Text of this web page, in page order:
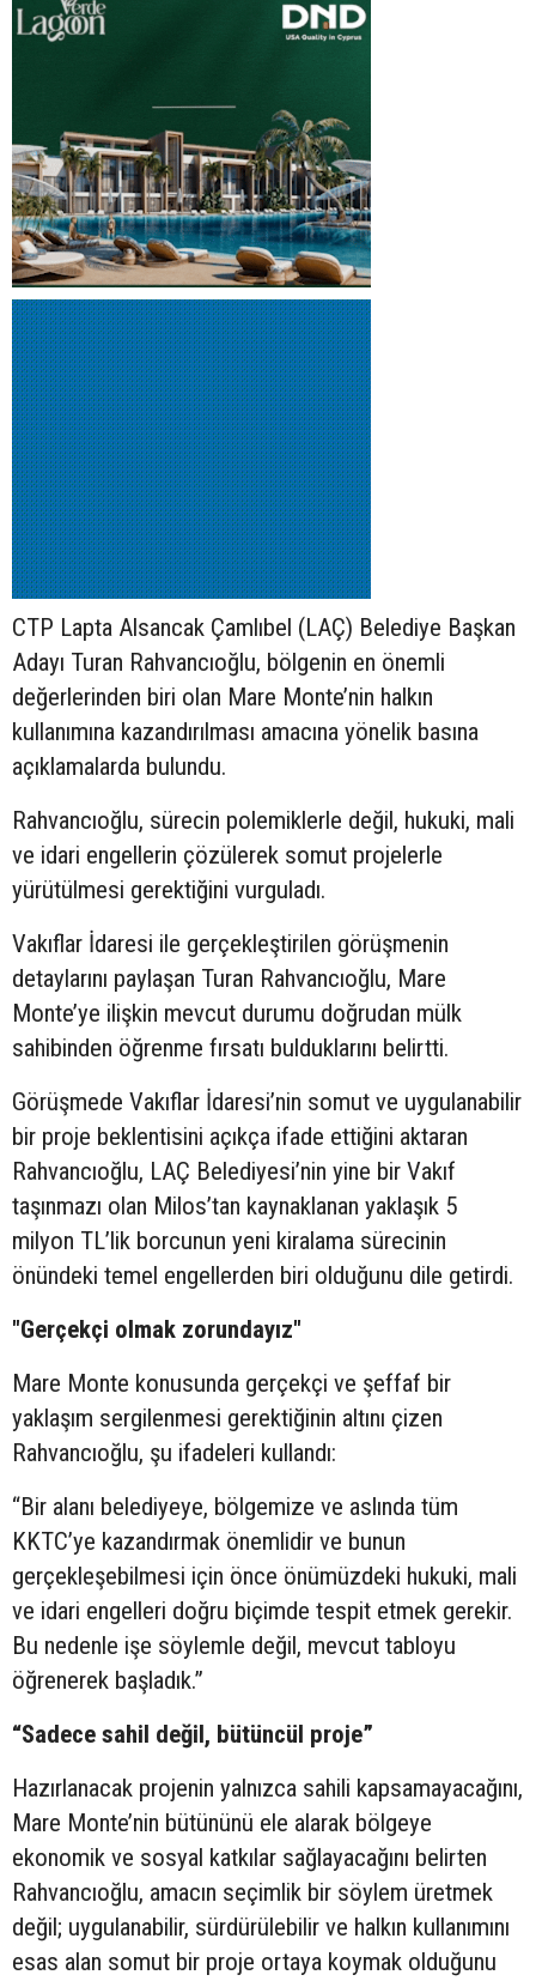
CTP Lapta Alsancak Çamlıbel (LAÇ) Belediye Başkan
Adayı Turan Rahvancıoğlu, bölgenin en önemli
değerlerinden biri olan Mare Monte’nin halkın
kullanımına kazandırılması amacına yönelik basına
açıklamalarda bulundu.
Rahvancıoğlu, sürecin polemiklerle değil, hukuki, mali
ve idari engellerin çözülerek somut projelerle
yürütülmesi gerektiğini vurguladı.
Vakıflar İdaresi ile gerçekleştirilen görüşmenin
detaylarını paylaşan Turan Rahvancıoğlu, Mare
Monte’ye ilişkin mevcut durumu doğrudan mülk
sahibinden öğrenme fırsatı bulduklarını belirtti.
Görüşmede Vakıflar İdaresi’nin somut ve uygulanabilir
bir proje beklentisini açıkça ifade ettiğini aktaran
Rahvancıoğlu, LAÇ Belediyesi’nin yine bir Vakıf
taşınmazı olan Milos’tan kaynaklanan yaklaşık 5
milyon TL’lik borcunun yeni kiralama sürecinin
önündeki temel engellerden biri olduğunu dile getirdi.
"Gerçekçi olmak zorundayız"
Mare Monte konusunda gerçekçi ve şeffaf bir
yaklaşım sergilenmesi gerektiğinin altını çizen
Rahvancıoğlu, şu ifadeleri kullandı:
“Bir alanı belediyeye, bölgemize ve aslında tüm
KKTC’ye kazandırmak önemlidir ve bunun
gerçekleşebilmesi için önce önümüzdeki hukuki, mali
ve idari engelleri doğru biçimde tespit etmek gerekir.
Bu nedenle işe söylemle değil, mevcut tabloyu
öğrenerek başladık.”
“Sadece sahil değil, bütüncül proje”
Hazırlanacak projenin yalnızca sahili kapsamayacağını,
Mare Monte’nin bütününü ele alarak bölgeye
ekonomik ve sosyal katkılar sağlayacağını belirten
Rahvancıoğlu, amacın seçimlik bir söylem üretmek
değil; uygulanabilir, sürdürülebilir ve halkın kullanımını
esas alan somut bir proje ortaya koymak olduğunu